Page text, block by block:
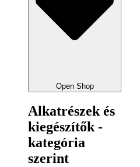
Open Shop
Alkatrészek és
kiegészítők -
kategória
szerint